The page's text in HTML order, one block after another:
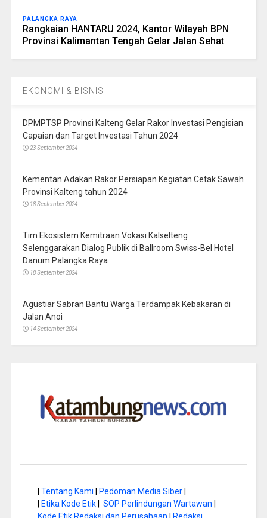
PALANGKA RAYA
Rangkaian HANTARU 2024, Kantor Wilayah BPN
Provinsi Kalimantan Tengah Gelar Jalan Sehat
EKONOMI & BISNIS
DPMPTSP Provinsi Kalteng Gelar Rakor Investasi Pengisian
Capaian dan Target Investasi Tahun 2024
23 September 2024
Kementan Adakan Rakor Persiapan Kegiatan Cetak Sawah
Provinsi Kalteng tahun 2024
18 September 2024
Tim Ekosistem Kemitraan Vokasi Kalselteng
Selenggarakan Dialog Publik di Ballroom Swiss-Bel Hotel
Danum Palangka Raya
18 September 2024
Agustiar Sabran Bantu Warga Terdampak Kebakaran di
Jalan Anoi
14 September 2024
Tentang Kami Pedoman Media Siber|
Etika Kode Etik| SOP Perlindungan Wartawan
Kode Etik Redaksi dan Perusahaan
Redaksi